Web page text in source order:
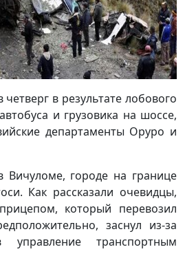
четверг в результате лобового
и грузовика на шоссе,
департаменты Оруро и
городе на границе
Как рассказали очевидцы,
который перевозил
заснул из-за
управление транспортным